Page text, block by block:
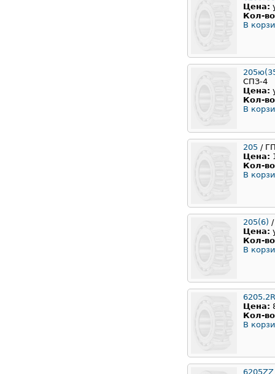
Цена:
Кол-
В
СПЗ-4
Цена:
Кол-
В
205 /
Цена:
Кол-
В
205(6)
Цена:
Кол-
В
Цена:
Кол-
В
6205ZZ